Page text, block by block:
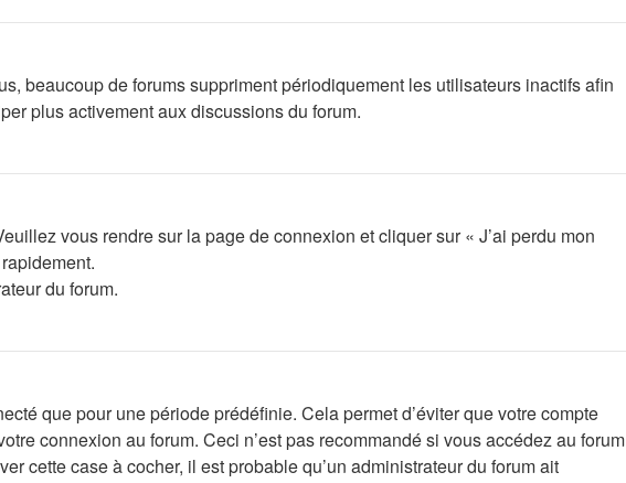
beaucoup de forums suppriment périodiquement les utilisateurs inactifs afin
plus activement aux discussions du forum.
vous rendre sur la page de connexion et cliquer sur « J’ai perdu mon
du forum.
que pour une période prédéfinie. Cela permet d’éviter que votre compte
connexion au forum. Ceci n’est pas recommandé si vous accédez au forum
cette case à cocher, il est probable qu’un administrateur du forum ait